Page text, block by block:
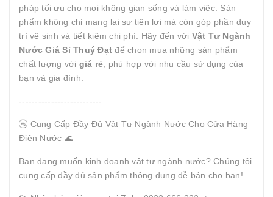
pháp tối ưu cho mọi không gian sống và làm việc. Sản
phẩm không chỉ mang lại sự tiện lợi mà còn góp phần duy
trì vệ sinh và tiết kiệm chi phí. Hãy đến với Vật Tư Ngành
Nước Giá Sỉ Thuý Đạt để chọn mua những sản phẩm
chất lượng với giá rẻ, phù hợp với nhu cầu sử dụng của
bạn và gia đình.
--------------------------
🚰 Cung Cấp Đầy Đủ Vật Tư Ngành Nước Cho Cửa Hàng
Điện Nước 🌊
Bạn đang muốn kinh doanh vật tư ngành nước? Chúng tôi
cung cấp đầy đủ sản phẩm thông dụng dễ bán cho bạn!